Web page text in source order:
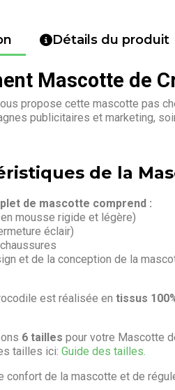
Détails du produit
Mascotte de
propose cette mascotte pas
publicitaires et marketing,
de la
de mascotte comprend :
mousse rigide et légère)
éclair)
et de la conception de la
est réalisée en tissus
6 tailles pour votre Mascotte
tailles ici: Guide des tailles.
confort de la mascotte et de